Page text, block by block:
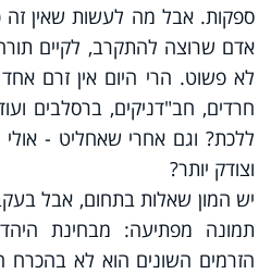
ספקות. אבל מה לעשות שאין זה
אדם שרוצה להתקרב, לקיים
לא פשוט. הרי היום אין זרם
חרדים, חב"דניקים, ברסלבים
ללכת? וגם אחרי שאחליט -
וצודק יותר?
יש המון שאלות בתחום, אבל
תמונה מפתיעה: מבחינת
הזרמים השונים הוא לא בהכרח